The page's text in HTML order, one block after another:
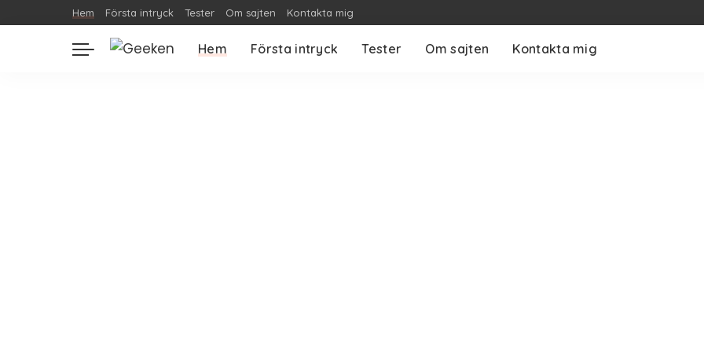
Hem Första intryck Tester Om sajten Kontakta mig
Hem Första intryck Tester Om sajten Kontakta mig